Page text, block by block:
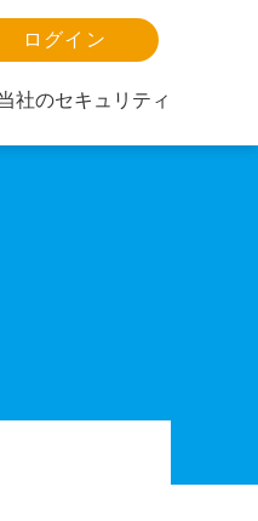
ログイン
社のセキュリティ